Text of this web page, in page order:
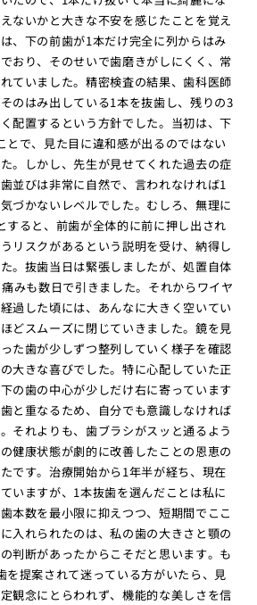
ないかと大きな不安を感じたことを覚え
、下の前歯が1本だけ完全に列からはみ
おり、そのせいで歯磨きがしにくく、常
ていました。精密検査の結果、歯科医師
のはみ出している1本を抜歯し、残りの3
配置するという方針でした。当初は、下
とで、見た目に違和感が出るのではない
。しかし、先生が見せてくれた過去の症
並びは非常に自然で、言われなければ1
づかないレベルでした。むしろ、無理に
すると、前歯が全体的に前に押し出され
リスクがあるという説明を受け、納得し
。抜歯当日は緊張しましたが、処置自体
みも数日で引きました。それからワイヤ
過した頃には、あんなに大きく空いてい
どスムーズに閉じていきました。鏡を見
た歯が少しずつ整列していく様子を確認
大きな喜びでした。特に心配していた正
の歯の中心が少しだけ右に寄っています
と重なるため、自分でも意識しなければ
それよりも、歯ブラシがスッと通るよう
健康状態が劇的に改善したことの恩恵の
です。治療開始から1年半が経ち、現在
いますが、1本抜歯を選んだことは私に
本数を最小限に抑えつつ、短期間でここ
入れられたのは、私の歯の大きさと顎の
判断があったからこそだと思います。も
を提案されて迷っている方がいたら、見
観念にとらわれず、機能的な美しさを信